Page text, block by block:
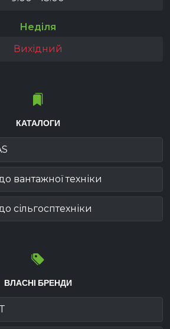
Неділя
Вихідний
КАТАЛОГИ
вантажної техніки
сільгосптехніки
ВЛАСНІ БРЕНДИ